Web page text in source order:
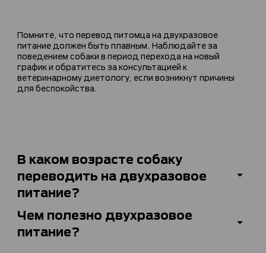
Помните, что перевод питомца на двухразовое
питание должен быть плавным. Наблюдайте за
поведением собаки в период перехода на новый
график и обратитесь за консультацией к
ветеринарному диетологу, если возникнут причины
для беспокойства.
В каком возрасте собаку
переводить на двухразовое
питание?
Чем полезно двухразовое
питание?